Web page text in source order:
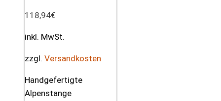
118,94€
inkl. MwSt.
zzgl. Versandkosten
Handgefertigte
Alpenstange